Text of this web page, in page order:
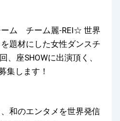
ム チーム麗-REI☆ 世界
題材にした女性ダンスチ
座SHOWに出演頂く、
集します！
和のエンタメを世界発信